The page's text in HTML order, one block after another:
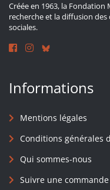
Créée en 1963, la
recherche et la diffusion des
sociales.
Informations
Mentions légales
Conditions générales
Qui sommes-nous
Suivre une commande